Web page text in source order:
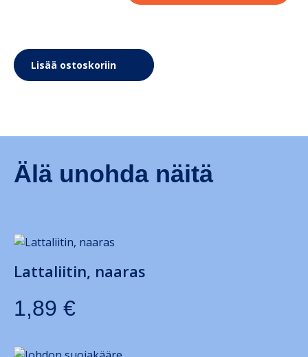
Lisää ostoskoriin
Älä unohda näitä
Lattaliitin, naaras
1,89 €